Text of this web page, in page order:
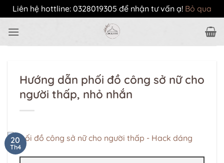
Liên hệ hottline: 0328019305 để nhận tư vấn ạ! Bỏ qua
qua
nội
Hướng dẫn phối đồ công sở nữ cho
người thấp, nhỏ nhắn
20
Th4